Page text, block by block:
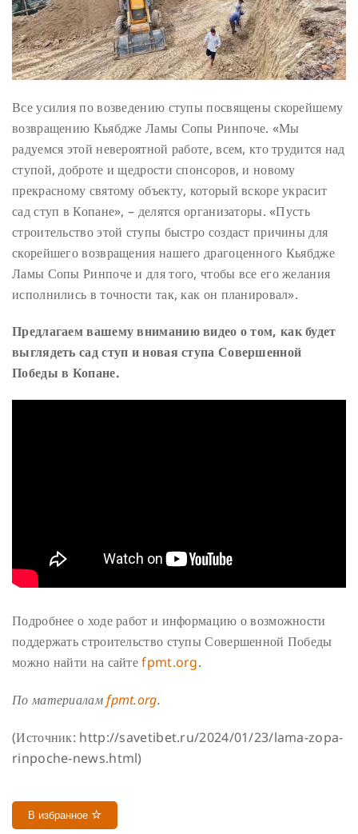
Все усилия по возведению ступы посвящены скорейшему
возвращению Кьябдже Ламы Сопы Ринпоче. «Мы
радуемся этой невероятной работе, всем, кто трудится над
ступой, доброте и щедрости спонсоров, и новому
прекрасному святому объекту, который вскоре украсит
сад ступ в Копане», – делятся организаторы. «Пусть
строительство этой ступы быстро создаст причины для
скорейшего возвращения нашего драгоценного Кьябдже
Ламы Сопы Ринпоче и для того, чтобы все его желания
исполнились в точности так, как он планировал».
Предлагаем вашему вниманию видео о том, как будет
выглядеть сад ступ и новая ступа Совершенной
Победы в Копане.
Подробнее о ходе работ и информацию о возможности
поддержать строительство ступы Совершенной Победы
можно найти на сайтеfpmt.org.
По материаламfpmt.org.
(Источник: http://savetibet.ru/2024/01/23/lama-zopa-
rinpoche-news.html)
В избранное